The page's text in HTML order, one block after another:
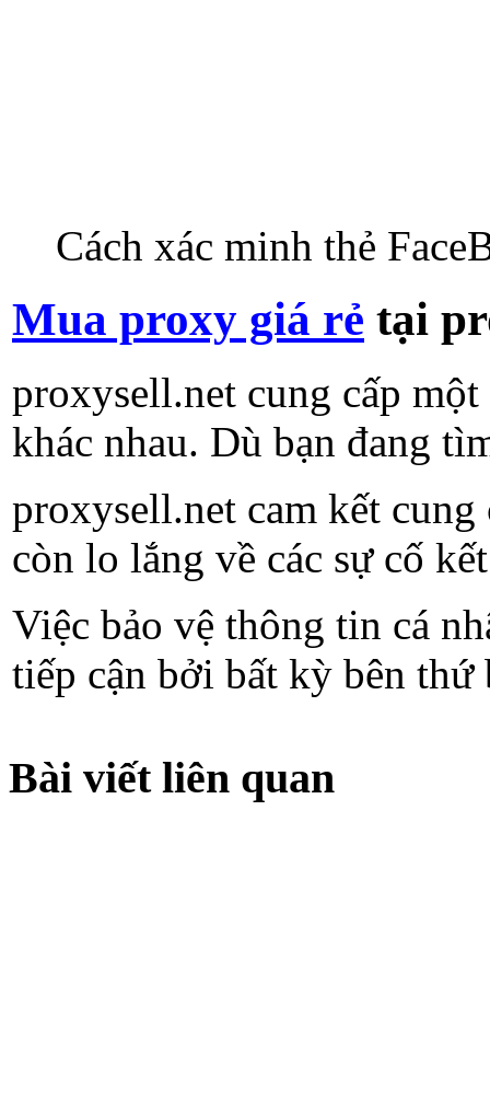
Cách xác minh thẻ
Mua proxy giá rẻ tại
proxysell.net cung cấp
khác nhau. Dù bạn đang
proxysell.net cam kết
còn lo lắng về các sự cố
Việc bảo vệ thông tin cá
tiếp cận bởi bất kỳ bên thứ
Bài viết liên quan